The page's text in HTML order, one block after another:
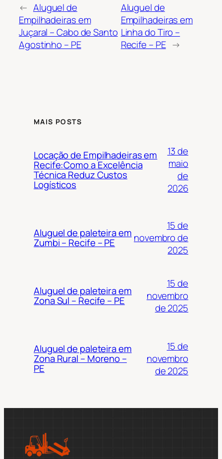
← Aluguel de
Empilhadeiras em
Juçaral – Cabo de Santo
Agostinho – PE
Aluguel de
Empilhadeiras em
Linha do Tiro –
Recife – PE →
MAIS POSTS
Locação de Empilhadeiras em
Recife:Como a Excelência
Técnica Reduz Custos
Logísticos
13 de
maio
de
2026
Aluguel de paleteira em
Zumbi – Recife – PE
15 de
novembro de
2025
Aluguel de paleteira em
Zona Sul – Recife – PE
15 de
novembro
de 2025
Aluguel de paleteira em
Zona Rural – Moreno –
PE
15 de
novembro
de 2025